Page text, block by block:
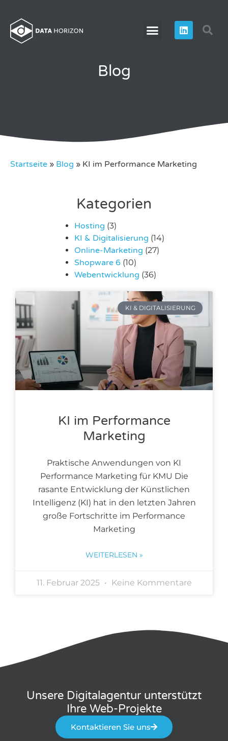
Blog
Startseite » Blog » KI im Performance Marketing
KI & DIGITALISIERUNG
KI im Performance
Marketing
Praktische Anwendungen von KI
Performance Marketing für KMU Die
rasante Entwicklung der Künstlichen
Intelligenz (KI) hat in den letzten Jahren
große Fortschritte im Performance
Marketing
WEITERLESEN »
11. Februar 2025 Keine Kommentare
Kategorien
Hosting (3)
KI & Digitalisierung (14)
Online-Marketing (27)
Shopware 6(10)
Webentwicklung (36)
Unsere Digitalagentur unterstützt
Ihre Web-Projekte
Kontaktieren Sie uns